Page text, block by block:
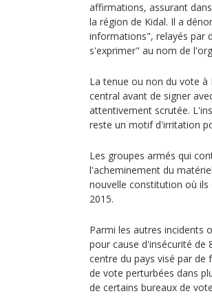
affirmations, assurant
la région de Kidal. Il a
informations", relayés par
s'exprimer" au nom de
La tenue ou non du vote
central avant de signer
attentivement scrutée.
reste un motif d'irritation
Les groupes armés qui
l'acheminement du
nouvelle constitution où
2015.
Parmi les autres incidents
pour cause d'insécurité de
centre du pays visé par
de vote perturbées dans
de certains bureaux de